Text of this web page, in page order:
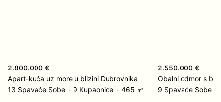
2.800.000 €
Apart-kuća uz more u blizini Dubrovnika
13 Spavaće Sobe
9 Kupaonice 465 ㎡
2.550.000 €
9 Spavaće Sobe